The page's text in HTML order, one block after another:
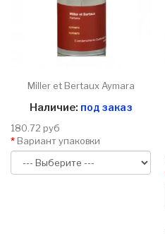
Miller et Bertaux Aymara
Наличие: под заказ
180.72 руб
Вариант упаковки